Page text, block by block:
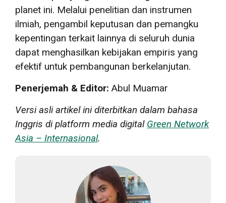
planet ini. Melalui penelitian dan instrumen
ilmiah, pengambil keputusan dan pemangku
kepentingan terkait lainnya di seluruh dunia
dapat menghasilkan kebijakan empiris yang
efektif untuk pembangunan berkelanjutan.
Penerjemah & Editor: Abul Muamar
Versi asli artikel ini diterbitkan dalam bahasa
Inggris di platform media digital Green Network
Asia – Internasional.